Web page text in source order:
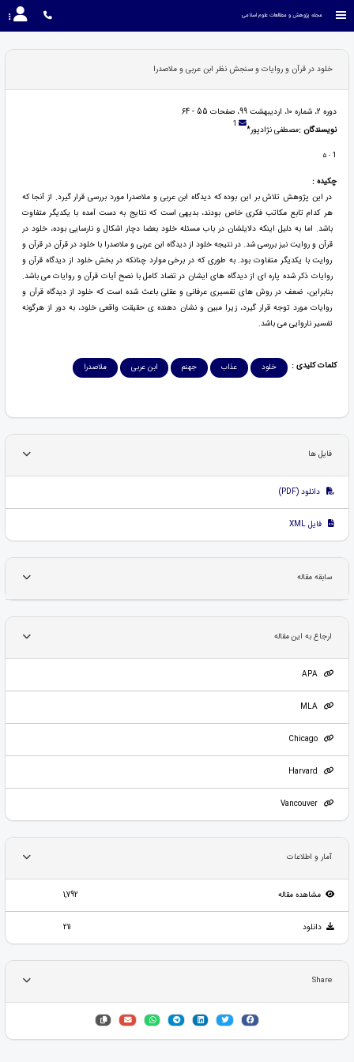
مجله پژوهش و مطالعات علوم اسلامی
خلود در قرآن و روایات و سنجش نظر ابن عربی و ملاصدرا
دوره 2، شماره 10، اردیبهشت 99، صفحات 55 - 64
نویسندگان :مصطفی نژادپور* 1
1
- 5
چکیده :
در این پژوهش تلاش بر این بوده که دیدگاه ابن عربی و ملاصدرا مورد بررسی قرار گیرد. از آنجا که
هر کدام تابع مکاتب فکری خاص بودند، بدیهی است که نتایج به دست آمده با یکدیگر متفاوت
باشد. اما به دلیل اینکه دلایلشان در باب مسئله خلود بعضا دچار اشکال و نارسایی بوده، خلود در
قرآن و روایت نیز بررسی شد. در نتیجه خلود از دیدگاه ابن عربی و ملاصدرا با خلود در قرآن در قرآن و
روایت با یکدیگر متفاوت بود. به طوری که در برخی موارد چنانکه در بخش خلود از دیدگاه قرآن و
روایات ذکر شده پاره ای از دیدگاه های ایشان در تضاد کامل با نصح آیات قرآن و روایات می باشد.
بنابراین، ضعف در روش های تفسیری عرفانی و عقلی باعث شده است که خلود از دیدگاه قرآن و
روایات مورد توجه قرار گیرد، زیرا مبین و نشان دهنده ی حقیقت واقعی خلود، به دور از هرگونه
تفسیر ناروایی می باشد.
کلمات کلیدی : خلود عذاب جهنم ابن عربی ملاصدرا
فایل ها
دانلود (PDF)
فایل XML
سابقه مقاله
ارجاع به این مقاله
APA
MLA
Chicago
Vancouver
آمار و اطلاعات
مشاهده مقاله 1,792
دانلود 211
Share